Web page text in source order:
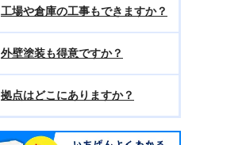
工場や倉庫の工事もできますか？
外壁塗装も得意ですか？
拠点はどこにありますか？